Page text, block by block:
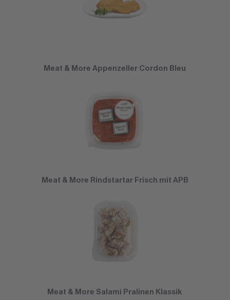
Meat & More Appenzeller Cordon Bleu
Meat & More Rindstartar Frisch mit APB
Meat & More Salami Pralinen Klassik